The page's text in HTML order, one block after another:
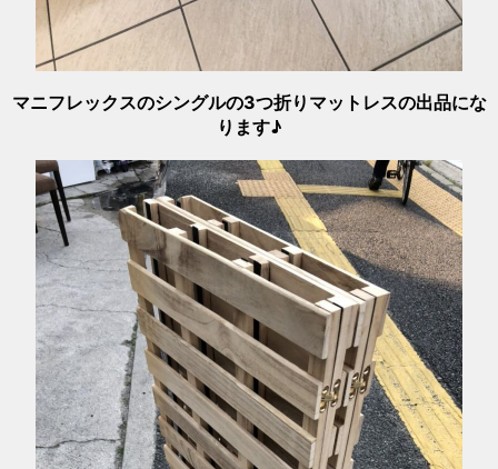
マニフレックスのシングルの3つ折りマットレスの出品にな
ります♪